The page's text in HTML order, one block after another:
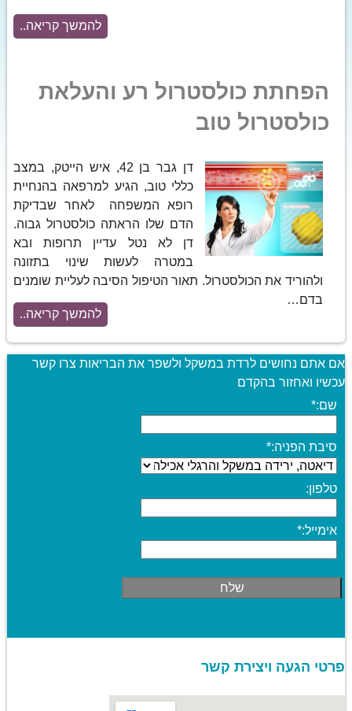
להמשך קריאה..
הפחתת כולסטרול רע והעלאת
כולסטרול טוב
דן גבר בן 42, איש הייטק, במצב
כללי טוב, הגיע למרפאה בהנחיית
רופא המשפחה לאחר שבדיקת
הדם שלו הראתה כולסטרול גבוה.
דן לא נטל עדיין תרופות ובא
במטרה לעשות שינוי בתזונה
ולהוריד את הכולסטרול. תאור הטיפול הסיבה לעליית שומנים
בדם…
להמשך קריאה..
אם אתם נחושים לרדת במשקל ולשפר את הבריאות צרו קשר
עכשיו ואחזור בהקדם
שם:*
סיבת הפניה:*
טלפון:
אימייל:*
פרטי הגעה ויצירת קשר